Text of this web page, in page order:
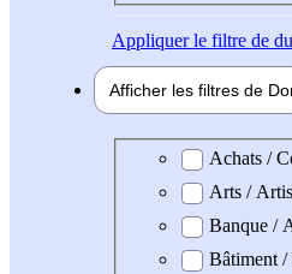
Appliquerle filtre de
Afficher les filtres de
Domaine Achats /
Arts /
Banque /
Bâtiment /